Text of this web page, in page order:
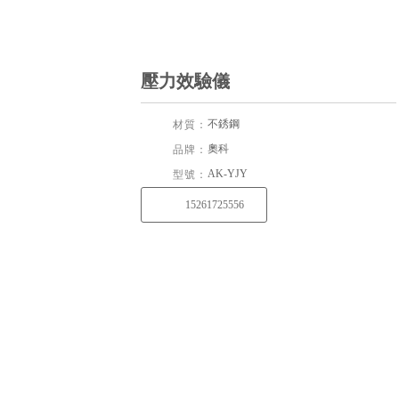
壓力效驗儀
材質： 不銹鋼
品牌： 奧科
型號： AK-YJY
15261725556